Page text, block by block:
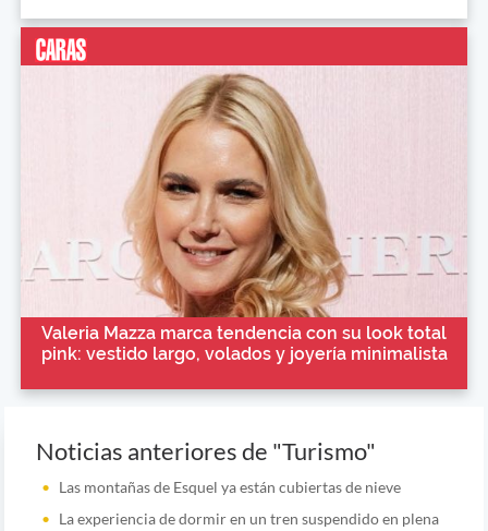
Valeria Mazza marca tendencia con su look total
pink: vestido largo, volados y joyería minimalista
Noticias anteriores de "Turismo"
Las montañas de Esquel ya están cubiertas de nieve
La experiencia de dormir en un tren suspendido en plena